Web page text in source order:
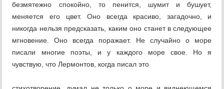
безмятежно спокойно, то пенится, шумит и бушует,
меняется его цвет. Оно всегда красиво, загадочно, и
никогда нельзя предсказать, каким оно станет в следующее
мгновение. Оно всегда поражает. Не случайно о море
писали многие поэты, и у каждого море свое. Но я
чувствую, что Лермонтов, когда писал это